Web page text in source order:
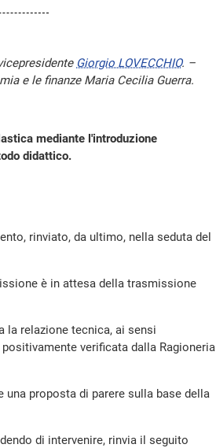
Giorgio LOVECCHIO. –
e le finanze Maria Cecilia Guerra.
mediante l'introduzione
didattico.
rinviato, da ultimo, nella seduta del
è in attesa della trasmissione
la relazione tecnica, ai sensi
verificata dalla Ragioneria
una proposta di parere sulla base della
di intervenire, rinvia il seguito